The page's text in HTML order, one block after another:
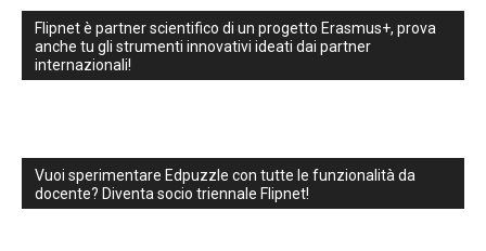
Flipnet è partner scientifico di un progetto Erasmus+, prova
anche tu gli strumenti innovativi ideati dai partner
internazionali!
Vuoi sperimentare Edpuzzle con tutte le funzionalità da
docente? Diventa socio triennale Flipnet!